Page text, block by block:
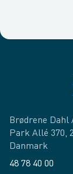
Brødrene Dahl
Park Allé 370,
Danmark
48 78 40 00